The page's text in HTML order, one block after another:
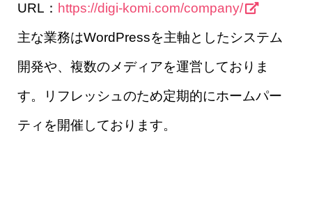
URL： https://digi-komi.com/company/
主な業務はWordPressを主軸としたシステム
開発や、複数のメディアを運営しておりま
す。リフレッシュのため定期的にホームパー
ティを開催しております。